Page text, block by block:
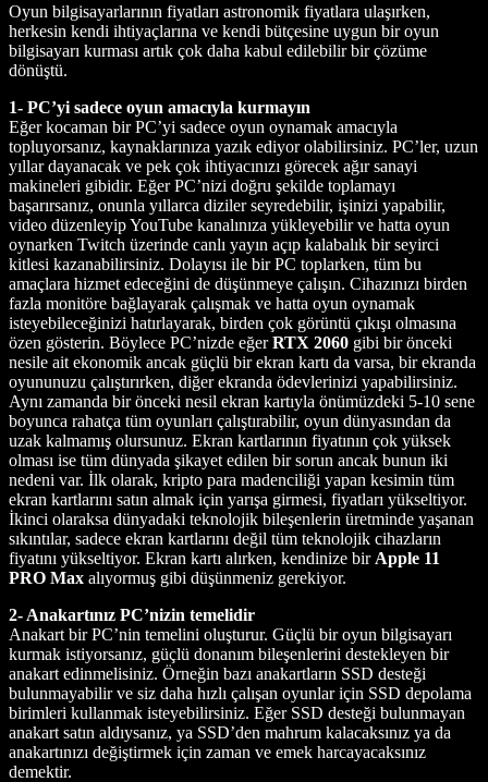
Oyun bilgisayarlarının fiyatları astronomik fiyatlara ulaşırken,
herkesin kendi ihtiyaçlarına ve kendi bütçesine uygun bir oyun
bilgisayarı kurması artık çok daha kabul edilebilir bir çözüme
dönüştü.
1- PC’yi sadece oyun amacıyla kurmayın
Eğer kocaman bir PC’yi sadece oyun oynamak amacıyla
topluyorsanız, kaynaklarınıza yazık ediyor olabilirsiniz. PC’ler, uzun
yıllar dayanacak ve pek çok ihtiyacınızı görecek ağır sanayi
makineleri gibidir. Eğer PC’nizi doğru şekilde toplamayı
başarırsanız, onunla yıllarca diziler seyredebilir, işinizi yapabilir,
video düzenleyip YouTube kanalınıza yükleyebilir ve hatta oyun
oynarken Twitch üzerinde canlı yayın açıp kalabalık bir seyirci
kitlesi kazanabilirsiniz. Dolayısı ile bir PC toplarken, tüm bu
amaçlara hizmet edeceğini de düşünmeye çalışın. Cihazınızı birden
fazla monitöre bağlayarak çalışmak ve hatta oyun oynamak
isteyebileceğinizi hatırlayarak, birden çok görüntü çıkışı olmasına
özen gösterin. Böylece PC’nizde eğerRTX 2060 gibi bir önceki
nesile ait ekonomik ancak güçlü bir ekran kartı da varsa, bir ekranda
oyununuzu çalıştırırken, diğer ekranda ödevlerinizi yapabilirsiniz.
Aynı zamanda bir önceki nesil ekran kartıyla önümüzdeki 5-10 sene
boyunca rahatça tüm oyunları çalıştırabilir, oyun dünyasından da
uzak kalmamış olursunuz. Ekran kartlarının fiyatının çok yüksek
olması ise tüm dünyada şikayet edilen bir sorun ancak bunun iki
nedeni var. İlk olarak, kripto para madenciliği yapan kesimin tüm
ekran kartlarını satın almak için yarışa girmesi, fiyatları yükseltiyor.
İkinci olaraksa dünyadaki teknolojik bileşenlerin üretminde yaşanan
sıkıntılar, sadece ekran kartlarını değil tüm teknolojik cihazların
fiyatını yükseltiyor. Ekran kartı alırken, kendinize bir Apple 11
PRO Max alıyormuş gibi düşünmeniz gerekiyor.
2- Anakartınız PC’nizin temelidir
Anakart bir PC’nin temelini oluşturur. Güçlü bir oyun bilgisayarı
kurmak istiyorsanız, güçlü donanım bileşenlerini destekleyen bir
anakart edinmelisiniz. Örneğin bazı anakartların SSD desteği
bulunmayabilir ve siz daha hızlı çalışan oyunlar için SSD depolama
birimleri kullanmak isteyebilirsiniz. Eğer SSD desteği bulunmayan
anakart satın aldıysanız, ya SSD’den mahrum kalacaksınız ya da
anakartınızı değiştirmek için zaman ve emek harcayacaksınız
demektir.